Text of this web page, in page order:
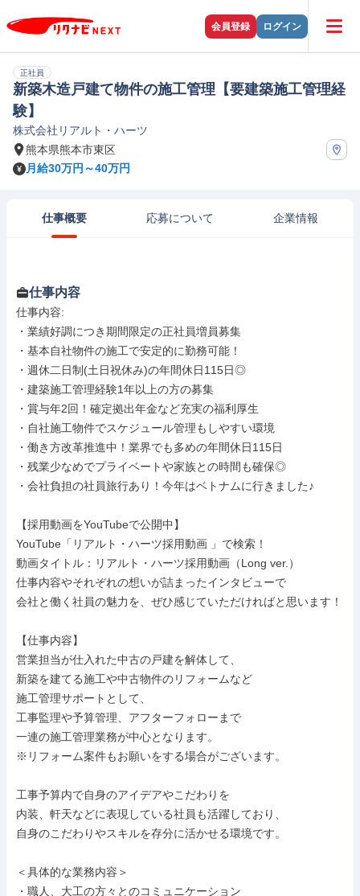
会員登録 ログイン
正社員
新築木造戸建て物件の施工管理【要建築施工管理経
験】
株式会社リアルト・ハーツ
熊本県熊本市東区
月給30万円～40万円
仕事概要 応募について 企業情報
仕事内容
仕事内容:
・業績好調につき期間限定の正社員増員募集
・基本自社物件の施工で安定的に勤務可能！
・週休二日制(土日祝休み)の年間休日115日◎
・建築施工管理経験1年以上の方の募集
・賞与年2回！確定拠出年金など充実の福利厚生
・自社施工物件でスケジュール管理もしやすい環境
・働き方改革推進中！業界でも多めの年間休日115日
・残業少なめでプライベートや家族との時間も確保◎
・会社負担の社員旅行あり！今年はベトナムに行きました♪
【採用動画をYouTubeで公開中】
YouTube「リアルト・ハーツ採用動画 」で検索！
動画タイトル：リアルト・ハーツ採用動画（Long ver.）
仕事内容やそれぞれの想いが詰まったインタビューで
会社と働く社員の魅力を、ぜひ感じていただければと思います！
【仕事内容】
営業担当が仕入れた中古の戸建を解体して、
新築を建てる施工や中古物件のリフォームなど
施工管理サポートとして、
工事監理や予算管理、アフターフォローまで
一連の施工管理業務が中心となります。
※リフォーム案件もお願いをする場合がございます。
工事予算内で自身のアイデアやこだわりを
内装、軒天などに表現している社員も活躍しており、
自身のこだわりやスキルを存分に活かせる環境です。
＜具体的な業務内容＞
・職人、大工の方々とのコミュニケーション